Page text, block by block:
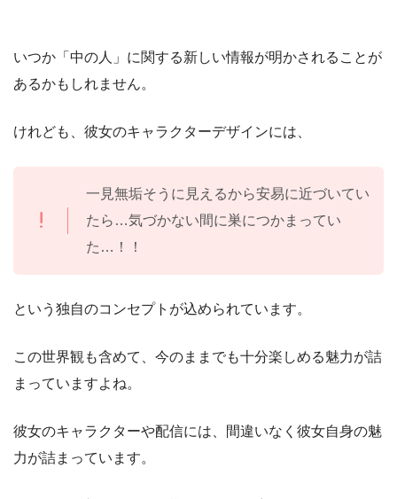
いつか「中の人」に関する新しい情報が明かされることが
あるかもしれません。
けれども、彼女のキャラクターデザインには、
一見無垢そうに見えるから安易に近づいてい
たら…気づかない間に巣につかまってい
た…！！
という独自のコンセプトが込められています。
この世界観も含めて、今のままでも十分楽しめる魅力が詰
まっていますよね。
彼女のキャラクターや配信には、間違いなく彼女自身の魅
力が詰まっています。